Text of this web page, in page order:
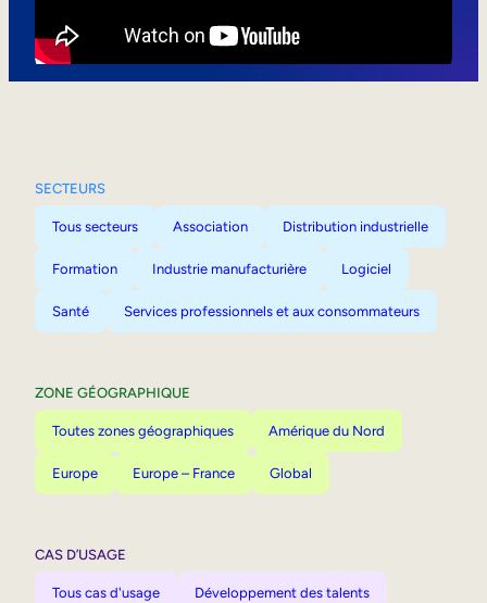
SECTEURS
Tous secteurs Association Distribution industrielle
Formation Industrie manufacturière Logiciel
Santé Services professionnels et aux consommateurs
ZONE GÉOGRAPHIQUE
Toutes zones géographiques Amérique du Nord
Europe Europe – France Global
CAS D’USAGE
Tous cas d'usage Développement des talents